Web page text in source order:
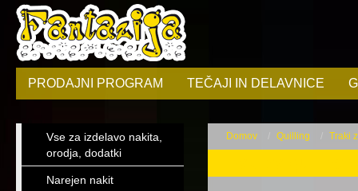
PRODAJNI PROGRAM TEČAJI IN DELAVNICE
Vse za izdelavo nakita,
orodja, dodatki
Narejen nakit
Domov Quilling Traki